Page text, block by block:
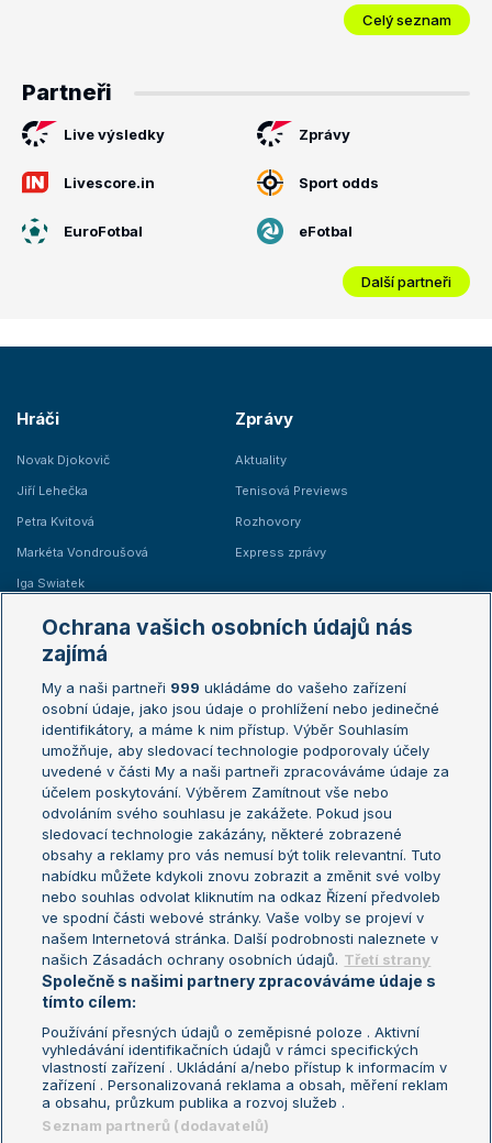
Celý seznam
Partneři
Live výsledky Zprávy
Livescore.in Sport odds
EuroFotbal eFotbal
Další partneři
Hráči
Novak Djokovič
Jiří Lehečka
Petra Kvitová
Markéta Vondroušová
Iga Swiatek
Zprávy
Aktuality
Tenisová Previews
Rozhovory
Express zprávy
Žebříčky
Žebříček ATP (muži)
Žebříček WTA (ženy)
Sázkařský žebříček
Australian Open
French Open
Wimbledon
US Open
Turnaj mistrů
Turnaj mistryň
Aktualní trendy
Fotbalové přestupy
Livesport Daily
LS Prague Open
Podmínky užití
Nastavení soukromí
GDPR a žurnalistika
Reklama
Kontakt
Informace o zpracování osobních
údajů
Ochrana vašich osobních údajů nás
zajímá
My a naši partneři 999 ukládáme do vašeho zařízení
osobní údaje, jako jsou údaje o prohlížení nebo jedinečné
identifikátory, a máme k nim přístup. Výběr Souhlasím
umožňuje, aby sledovací technologie podporovaly účely
uvedené v části My a naši partneři zpracováváme údaje za
účelem poskytování. Výběrem Zamítnout vše nebo
odvoláním svého souhlasu je zakážete. Pokud jsou
sledovací technologie zakázány, některé zobrazené
obsahy a reklamy pro vás nemusí být tolik relevantní. Tuto
nabídku můžete kdykoli znovu zobrazit a změnit své volby
nebo souhlas odvolat kliknutím na odkaz Řízení předvoleb
ve spodní části webové stránky. Vaše volby se projeví v
našem Internetová stránka. Další podrobnosti naleznete v
našich Zásadách ochrany osobních údajů. Třetí strany
Společně s našimi partnery zpracováváme údaje s
tímto cílem:
Používání přesných údajů o zeměpisné poloze . Aktivní
vyhledávání identifikačních údajů v rámci specifických
vlastností zařízení . Ukládání a/nebo přístup k informacím v
zařízení . Personalizovaná reklama a obsah, měření reklam
a obsahu, průzkum publika a rozvoj služeb .
Seznam partnerů (dodavatelů)